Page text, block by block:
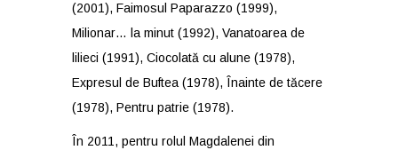
(2001), Faimosul Paparazzo (1999),
Milionar… la minut (1992), Vanatoarea de
lilieci (1991), Ciocolată cu alune (1978),
Expresul de Buftea (1978), Înainte de tăcere
(1978), Pentru patrie (1978).
În 2011, pentru rolul Magdalenei din